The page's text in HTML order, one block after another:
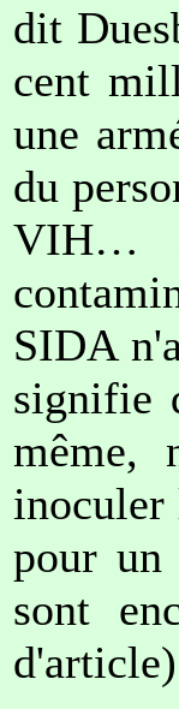
dit
cent
une
du
VIH…
SIDA
signifie
même,
inoculer
pour un
sont
d'article)